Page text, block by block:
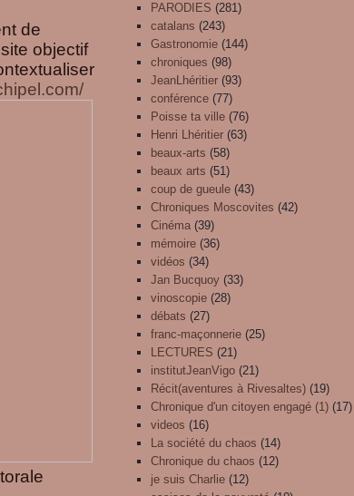
de
objectif
l.com/
PARODIES (281)
catalans (243)
Gastronomie (144)
chroniques (98)
JeanLhéritier (93)
conférence (77)
Poisse ta ville (76)
Henri Lhéritier (63)
beaux-arts (58)
beaux arts (51)
coup de gueule (43)
Chroniques Moscovites (42)
Cinéma (39)
mémoire (36)
vidéos (34)
Jan Bucquoy (33)
vinoscopie (28)
débats (27)
franc-maçonnerie (25)
LECTURES (21)
institutJeanVigo (21)
Récit(aventures à Rivesaltes) (19)
Chronique d'un citoyen engagé (1) (17)
videos (16)
La société du chaos (14)
Chronique du chaos (12)
je suis Charlie (12)